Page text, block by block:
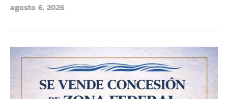
agosto 6, 2026